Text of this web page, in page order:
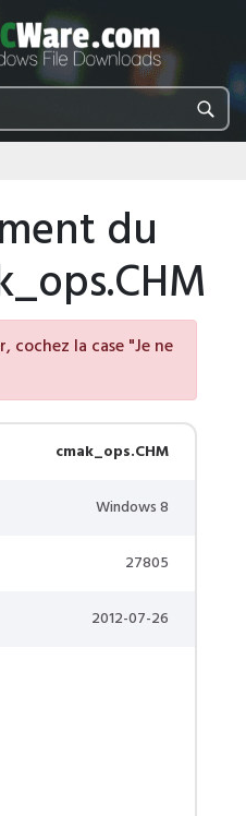
du
cochez la case "Je ne
cmak_ops.CHM
Windows 8
27805
2012-07-26